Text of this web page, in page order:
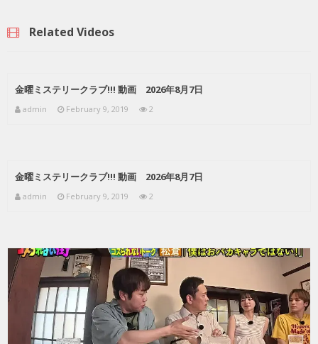
Related Videos
金曜ミステリークラブ!!! 動画 2026年8月7日
admin February 9, 2019 2
金曜ミステリークラブ!!! 動画 2026年8月7日
admin February 9, 2019 2